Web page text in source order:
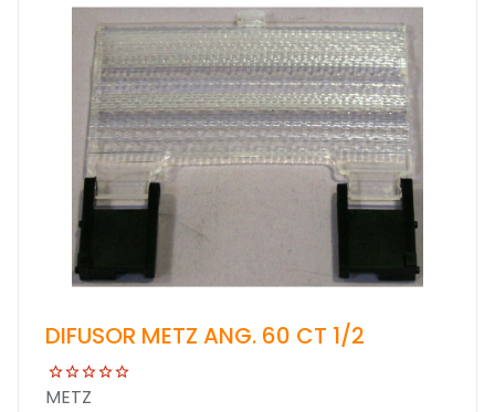
DIFUSOR METZ ANG. 60 CT 1/2
METZ